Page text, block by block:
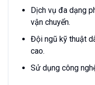
Dịch vụ đa dạng
vận chuyển.
Đội ngũ kỹ thuật
cao.
Sử dụng công